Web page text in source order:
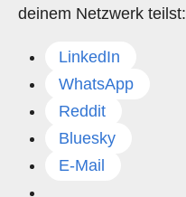
deinem Netzwerk teilst:
LinkedIn
WhatsApp
Reddit
Bluesky
E-Mail